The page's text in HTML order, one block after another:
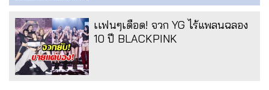
เเฟนๆเดือด! จวก YG ไร้แพลนฉลอง
10 ปี BLACKPINK